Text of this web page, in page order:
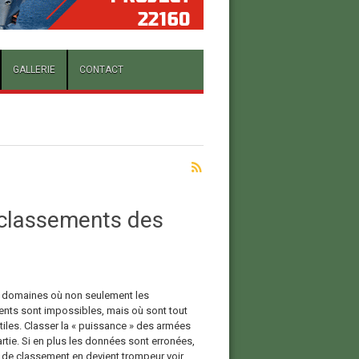
GALLERIE CONTACT
des
domaines où non seulement les
sont impossibles, mais où sont tout
Classer la « puissance » des armées
Si en plus les données sont erronées,
classement en devient trompeur voir